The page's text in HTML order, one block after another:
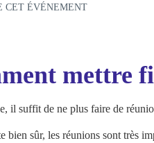
CET ÉVÉNEMENT
mettre
il suffit de ne plus faire de
bien sûr, les réunions sont très